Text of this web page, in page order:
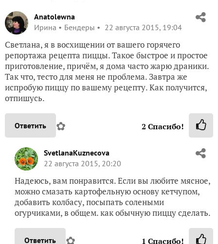
Anatolewna
Ирина
Бендеры 22 августа 2015, 19:04
Светлана, я в восхищении от вашего горячего
репортажа рецепта пиццы. Такое быстрое и простое
приготовление, причём, я дома часто жарю драники.
Так что, тесто для меня не проблема. Завтра же
испробую пиццу по вашему рецепту. Как получится,
отпишусь.
Ответить ✿ 2 Спасибо!
SvetlanaKuznecova
22 августа 2015, 20:20
Надеюсь, вам понравится. Если вы любите мясное,
можно смазать картофельную основу кетчупом,
добавить колбасу, посыпать солеными
огурчиками, в общем. как обычную пиццу сделать.
Ответить ✿ 1 Спасибо!